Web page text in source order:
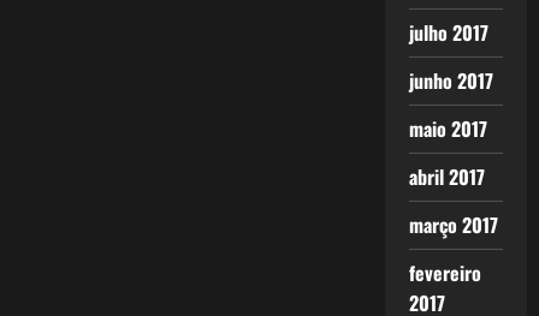
julho 2017
junho 2017
maio 2017
abril 2017
março 2017
fevereiro
2017